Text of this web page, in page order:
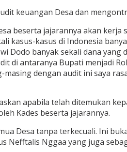
keuangan Desa dan
beserta jajarannya akan
kasus-kasus di Indonesia
Dodo banyak sekali dana
di antaranya Bupati menjadi
dengan audit ini saya
apabila telah ditemukan
Kades beserta jajarannya.
Desa tanpa terkecuali. Ini
Nefftalis Nggaa yang juga